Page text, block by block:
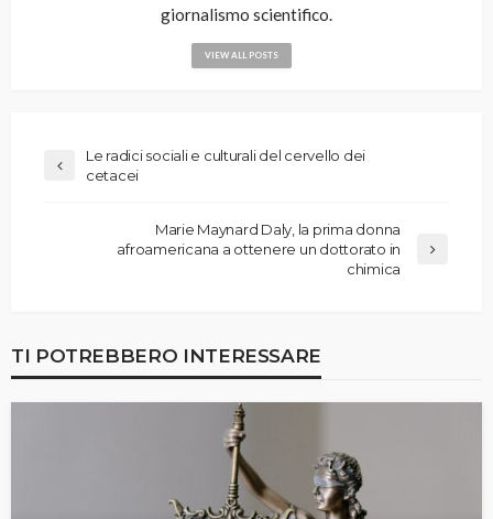
giornalismo scientifico.
VIEW ALL POSTS
Le radici sociali e culturali del cervello dei
cetacei
Marie Maynard Daly, la prima donna
afroamericana a ottenere un dottorato in
chimica
TI POTREBBERO INTERESSARE